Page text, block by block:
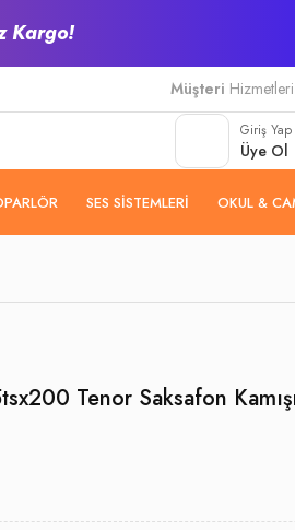
Kargo!
Müşteri Hizmetleri
Giriş Yap
Üye Ol
SES SISTEMLERI OKUL &
Tenor Saksafon